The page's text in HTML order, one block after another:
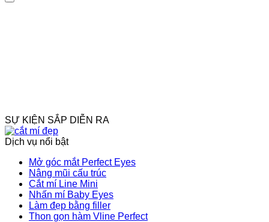
SỰ KIỆN SẮP DIỄN RA
Dịch vụ nổi bật
Mở góc mắt Perfect Eyes
Nâng mũi cấu trúc
Cắt mí Line Mini
Nhấn mí Baby Eyes
Làm đẹp bằng filler
Thon gọn hàm Vline Perfect